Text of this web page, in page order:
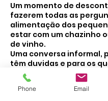
Um momento de
fazerem todas as
alimentação dos
estar com um chazinho
de vinho.
Uma conversa informal,
têm duvidas e para os
só ouvir as dúvidas dos
Custo de 5€/pessoa, um
simpático para que
Phone Email